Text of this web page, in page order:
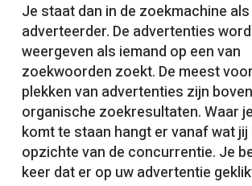
Je staat dan in de zoekmachine als
adverteerder. De advertenties
weergeven als iemand op een van
zoekwoorden zoekt. De meest
plekken van advertenties zijn
organische zoekresultaten. Waar
komt te staan hangt er vanaf wat
opzichte van de concurrentie. Je
keer dat er op uw advertentie